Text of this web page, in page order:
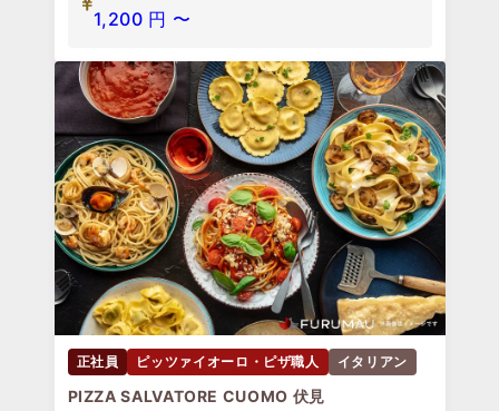
1,200 円 〜
正社員 ピッツァイオーロ・ピザ職人 イタリアン
PIZZA SALVATORE CUOMO 伏見